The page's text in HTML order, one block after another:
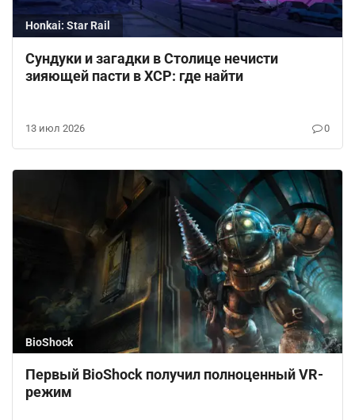
Honkai: Star Rail
Сундуки и загадки в Столице нечисти
зияющей пасти в ХСР: где найти
13 июл 2026 0
BioShock
Первый BioShock получил полноценный VR-
режим